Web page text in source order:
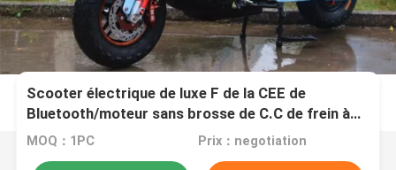
Scooter électrique de luxe F de la CEE de
Bluetooth/moteur sans brosse de C.C de frein à
disque de R
MOQ：1PC Prix：negotiation